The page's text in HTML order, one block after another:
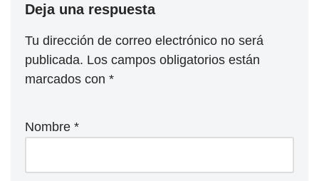
Deja una respuesta
Tu dirección de correo electrónico no será
publicada. Los campos obligatorios están
marcados con *
Nombre *